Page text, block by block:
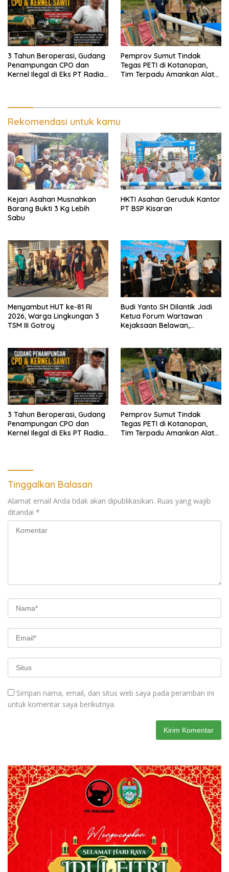
Ekomoni Semua Anggota
3 Tahun Beroperasi, Gudang
Penampungan CPO dan
Kernel Ilegal di Eks PT Radian
Pemprov Sumut Tindak
Tegas PETI di Kotanopan,
Tim Terpadu Amankan Alat
Rekomendasi untuk kamu
Kejari Asahan Musnahkan
Barang Bukti 3 Kg Lebih
Sabu
HKTI Asahan Geruduk Kantor
PT BSP Kisaran
Menyambut HUT ke-81 RI
2026, Warga Lingkungan 3
TSM III Gotroy
Budi Yanto SH Dilantik Jadi
Ketua Forum Wartawan
Kejaksaan Belawan,
Pendampingan Hukum dan
Ekomoni Semua Anggota
3 Tahun Beroperasi, Gudang
Penampungan CPO dan
Kernel Ilegal di Eks PT Radian
Pemprov Sumut Tindak
Tegas PETI di Kotanopan,
Tim Terpadu Amankan Alat
Tinggalkan Balasan
Alamat email Anda tidak akan dipublikasikan. Ruas yang wajib
ditandai *
Simpan nama, email, dan situs web saya pada peramban ini
untuk komentar saya berikutnya.